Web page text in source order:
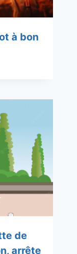
à bon
de
arrête